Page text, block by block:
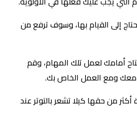
إلى القيام بها، وسوف ترفع من
أمامك لعمل تلك المهام، وقم
ومع العمل الخاص بك.
من حقها كيلا تشعر بالتوتر عند